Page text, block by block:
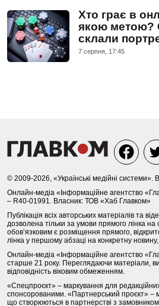
Хто грає в
якою метою?
склали
7 серпня, 17:45
© 2009-2026, «Українські медійні системи».
Онлайн-медіа «Інформаційне агентство
– R40-01991. Власник: ТОВ «Хаб Главком»
Публікація всіх авторських матеріалів та
дозволена тільки за умови прямого лінка
обов’язковим є розміщення прямого,
лінка у першому абзаці на конкретну
Онлайн-медіа «Інформаційне агентство
старше 21 року. Переглядаючи матеріали,
відповідність віковим обмеженням.
«Спецпроєкт» – маркування для редакційних
спонсорованими. «Партнерський проєкт» –
що створюються в партнерстві з